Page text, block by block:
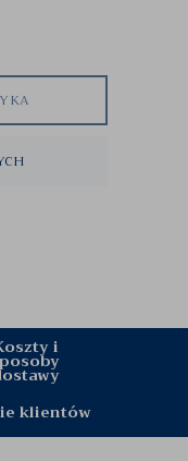
i
klientów